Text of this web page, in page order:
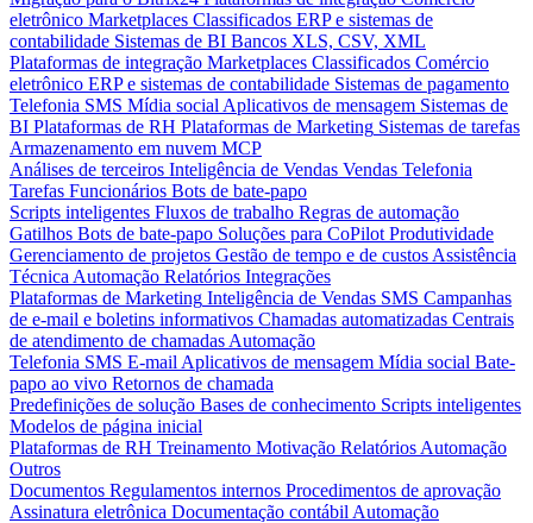
eletrônico Marketplaces Classificados ERP e sistemas de
contabilidade Sistemas de BI Bancos XLS, CSV, XML
Plataformas de integração Marketplaces Classificados Comércio
eletrônico ERP e sistemas de contabilidade Sistemas de pagamento
Telefonia SMS Mídia social Aplicativos de mensagem Sistemas de
BI Plataformas de RH Plataformas de Marketing Sistemas de tarefas
Armazenamento em nuvem MCP
Análises de terceiros Inteligência de Vendas Vendas Telefonia
Tarefas Funcionários Bots de bate-papo
Scripts inteligentes Fluxos de trabalho Regras de automação
Gatilhos Bots de bate-papo Soluções para CoPilot Produtividade
Gerenciamento de projetos Gestão de tempo e de custos Assistência
Técnica Automação Relatórios Integrações
Plataformas de Marketing Inteligência de Vendas SMS Campanhas
de e-mail e boletins informativos Chamadas automatizadas Centrais
de atendimento de chamadas Automação
Telefonia SMS E-mail Aplicativos de mensagem Mídia social Bate-
papo ao vivo Retornos de chamada
Predefinições de solução Bases de conhecimento Scripts inteligentes
Modelos de página inicial
Plataformas de RH Treinamento Motivação Relatórios Automação
Outros
Documentos Regulamentos internos Procedimentos de aprovação
Assinatura eletrônica Documentação contábil Automação